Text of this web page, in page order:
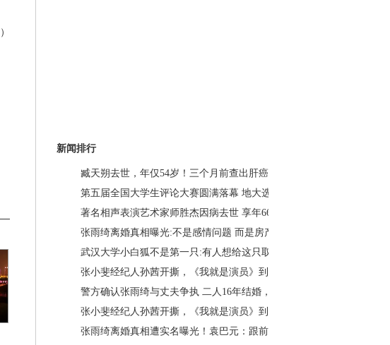
）
新闻排行
臧天朔去世，年仅54岁！三个月前查出肝癌晚期……_荆楚网
第五届全国大学生评论大赛圆满落幕 地大选手荣获冠军_荆楚网
著名相声表演艺术家师胜杰因病去世 享年66岁_荆楚网
张雨绮离婚真相曝光:不是感情问题 而是房产、财产问题？_荆楚网
武汉大学小白狐不是第一只:有人想给这只取名“珈珈”_荆楚网
张小斐经纪人孙茜开撕，《我就是演员》到底谁演得好？_荆楚网
警方确认张雨绮与丈夫争执 二人16年结婚，次年生下龙凤胎_荆楚网
张小斐经纪人孙茜开撕，《我就是演员》到底谁演得好？_荆楚网
张雨绮离婚真相遭实名曝光！袁巴元：跟前夫离婚给钱为什么不给我？